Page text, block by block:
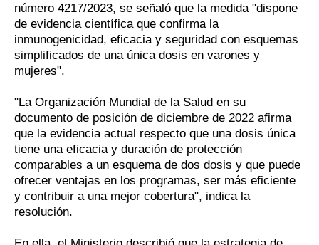
número 4217/2023, se señaló que la medida "dispone
de evidencia científica que confirma la
inmunogenicidad, eficacia y seguridad con esquemas
simplificados de una única dosis en varones y
mujeres".
"La Organización Mundial de la Salud en su
documento de posición de diciembre de 2022 afirma
que la evidencia actual respecto que una dosis única
tiene una eficacia y duración de protección
comparables a un esquema de dos dosis y que puede
ofrecer ventajas en los programas, ser más eficiente
y contribuir a una mejor cobertura", indica la
resolución.